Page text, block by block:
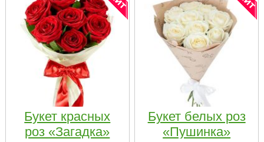
Букет красных
роз «Загадка»
Букет белых роз
«Пушинка»